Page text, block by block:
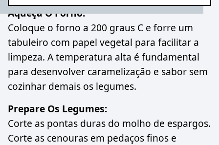
Aqueça O Forno:
Coloque o forno a 200 graus C e forre um
tabuleiro com papel vegetal para facilitar a
limpeza. A temperatura alta é fundamental
para desenvolver caramelização e sabor sem
cozinhar demais os legumes.
Prepare Os Legumes:
Corte as pontas duras do molho de espargos.
Corte as cenouras em pedaços finos e